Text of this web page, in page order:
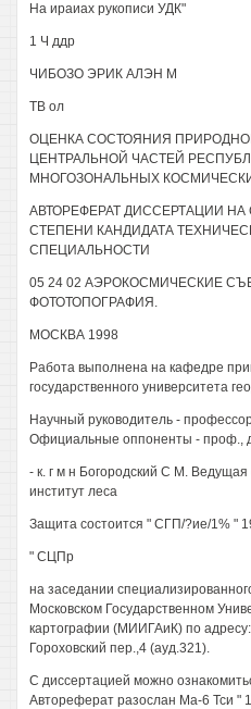
На ираиах рукописи УДК"
1 Ч ддр
ЧИБОЗО ЭРИК АЛЭН М
ТВ ол
ОЦЕНКА СОСТОЯНИЯ
ЦЕНТРАЛЬНОЙ ЧАСТЕЙ
МНОГОЗОНАЛЬНЫХ
АВТОРЕФЕРАТ ДИССЕРТАЦИИ
СТЕПЕНИ КАНДИДАТА
СПЕЦИАЛЬНОСТИ
05 24 02 АЭРОКОСМИЧЕСКИЕ
ФОТОТОПОГРАФИЯ.
МОСКВА 1998
Работа выполнена на кафедре
государственного университета
Научный руководитель -
Официальные оппоненты - проф.,
- к. г м н Богородский С М.
институт леса
Защита состоится " СГП/?ие/1% "
" СЦПр
на заседании
Московском Государственном
картографии (МИИГАиК) по
Гороховский пер.,4 (ауд.321).
С диссертацией можно
Автореферат разослан Ма-6 Тси "